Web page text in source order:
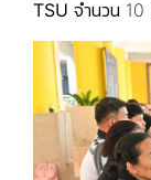
TSU จำนวน 10